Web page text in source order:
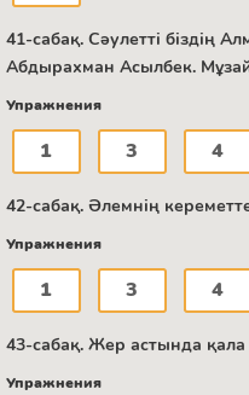
41-сабақ. Сәулетті біздің
Абдырахман Асылбек.
Упражнения
1 3 4
42-сабақ. Әлемнің
Упражнения
1 3 4
43-сабақ. Жер астында қала
Упражнения